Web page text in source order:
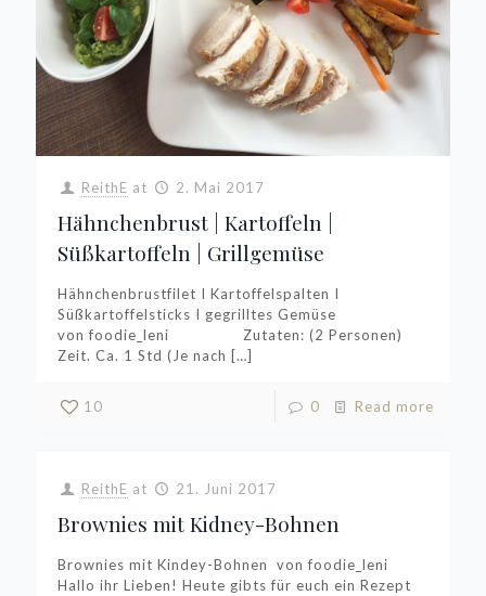
ReithE at 2. Mai 2017
Hähnchenbrust | Kartoffeln |
Süßkartoffeln | Grillgemüse
Hähnchenbrustfilet I Kartoffelspalten I
Süßkartoffelsticks I gegrilltes Gemüse
von foodie_leni Zutaten: (2 Personen)
Zeit. Ca. 1 Std (Je nach […]
10 0 Read more
ReithE at 21. Juni 2017
Brownies mit Kidney-Bohnen
Brownies mit Kindey-Bohnen von foodie_leni
Hallo ihr Lieben! Heute gibts für euch ein Rezept